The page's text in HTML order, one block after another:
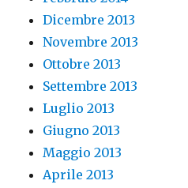
Dicembre 2013
Novembre 2013
Ottobre 2013
Settembre 2013
Luglio 2013
Giugno 2013
Maggio 2013
Aprile 2013